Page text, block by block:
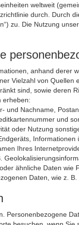
weltweit
durch. Durch
zu. Die Nutzung
anhand derer
Vielzahl von
sind, sowie deren
erheben:
und Nachname,
und
oder Nutzung
Ihres
ähnliche Daten
Daten, wie z.
Personenbezogene